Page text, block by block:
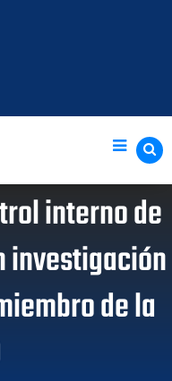
interno de
investigación
de la